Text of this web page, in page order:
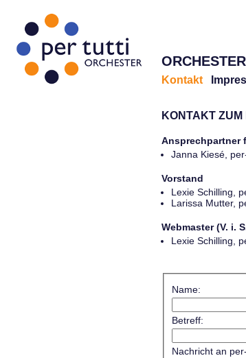
ORCHESTER
Kontakt
KONTAKT ZUM
Ansprechpartner
Janna Kiesé,
Vorstand
Lexie Schilling,
Larissa Mutter,
Webmaster (V. i.
Lexie Schilling,
Name:
Betreff:
Nachricht an